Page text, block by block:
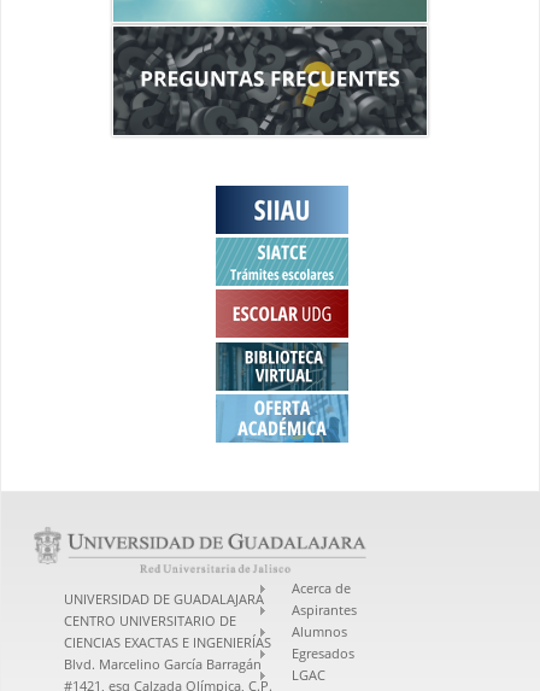
UNIVERSIDAD DE GUADALAJARA
CENTRO UNIVERSITARIO DE
CIENCIAS EXACTAS E INGENIERÍAS
Blvd. Marcelino García Barragán
#1421, esq Calzada Olímpica, C.P.
Acerca de
Aspirantes
Alumnos
Egresados
LGAC